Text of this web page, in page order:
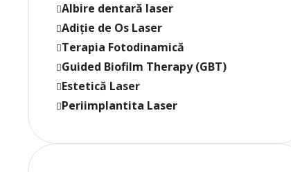
Albire dentară laser
Adiție de Os Laser
Terapia Fotodinamică
Guided Biofilm Therapy (GBT)
Estetică Laser
Periimplantita Laser